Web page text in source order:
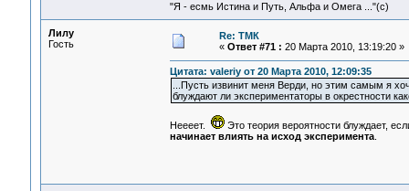
"Я - есмь Истина и Путь, Альфа и Омега ..."(с)
Лилу
Гость
Re: ТМК
« Ответ #71 : 20 Марта 2010, 13:19:20 »
Цитата: valeriy от 20 Марта 2010, 12:09:35
...Пусть извинит меня Верди, но этим самым я
блуждают ли экспериментаторы в окрестности
Неееет.
Это теория вероятности блуждает,
начинает влиять на исход эксперимента.